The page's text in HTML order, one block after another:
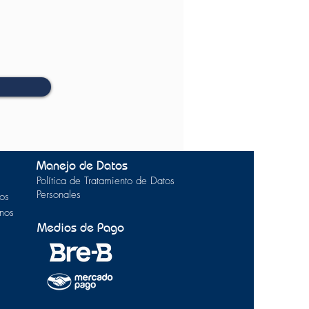
Manejo de Datos
Política de Tratamiento de Datos
Personales
Medios de Pago